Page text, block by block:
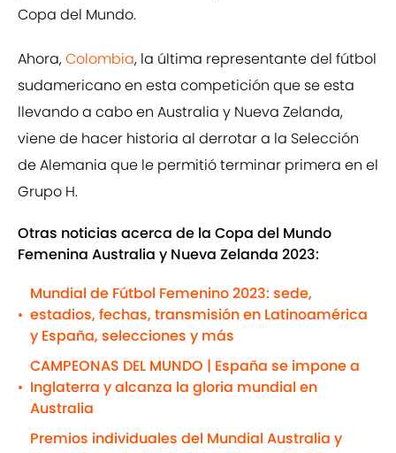
Copa del Mundo.
Ahora,Colombia, la última representante del fútbol
sudamericano en esta competición que se esta
llevando a cabo en Australia y Nueva Zelanda,
viene de hacer historia al derrotar a la Selección
de Alemania que le permitió terminar primera en el
Grupo H.
Otras noticias acerca de la Copa del Mundo
Femenina Australia y Nueva Zelanda 2023:
•
Mundial de Fútbol Femenino 2023: sede,
estadios, fechas, transmisión en Latinoamérica
y España, selecciones y más
•
CAMPEONAS DEL MUNDO | España se impone a
Inglaterra y alcanza la gloria mundial en
Australia
Premios individuales del Mundial Australia y